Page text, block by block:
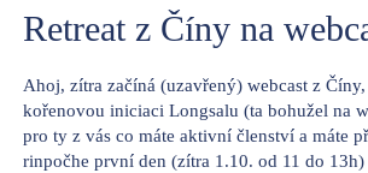
Retreat z Číny na
Ahoj, zítra začíná (uzavřený) webcast z
kořenovou iniciaci Longsalu (ta bohužel na
pro ty z vás co máte aktivní členství a máte
rinpočhe první den (zítra 1.10. od 11 do